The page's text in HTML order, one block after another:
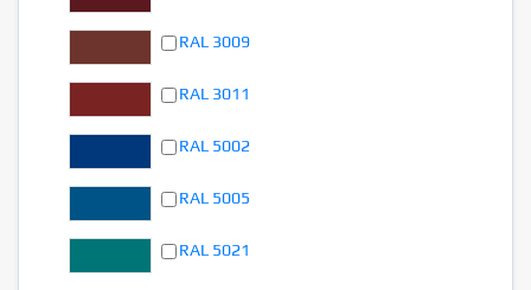
RAL 3009
RAL 3011
RAL 5002
RAL 5005
RAL 5021